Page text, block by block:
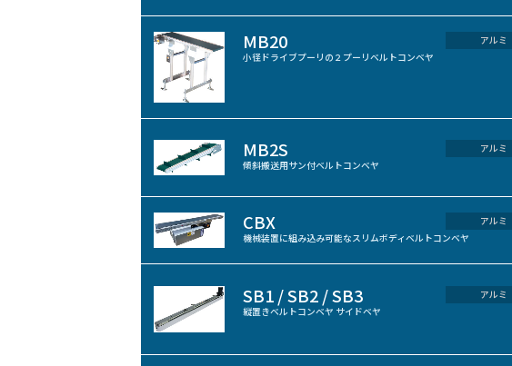
MB20
アルミ
小径ドライブプーリの２プーリベルトコンベヤ
MB2S
アルミ
傾斜搬送用サン付ベルトコンベヤ
CBX
アルミ
機械装置に組み込み可能なスリムボディベルトコンベヤ
SB1 / SB2 / SB3
アルミ
縦置きベルトコンベヤ サイドベヤ